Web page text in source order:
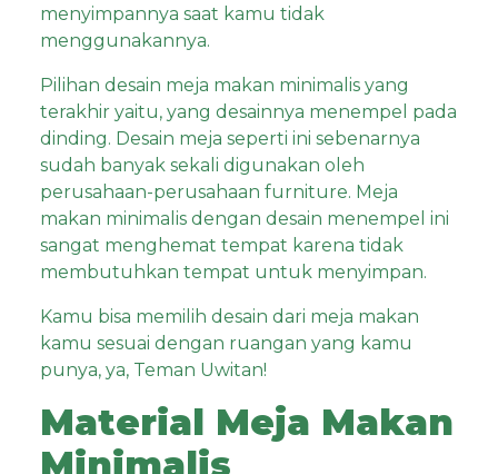
menyimpannya saat kamu tidak
menggunakannya.
Pilihan desain meja makan minimalis yang
terakhir yaitu, yang desainnya menempel pada
dinding. Desain meja seperti ini sebenarnya
sudah banyak sekali digunakan oleh
perusahaan-perusahaan furniture. Meja
makan minimalis dengan desain menempel ini
sangat menghemat tempat karena tidak
membutuhkan tempat untuk menyimpan.
Kamu bisa memilih desain dari meja makan
kamu sesuai dengan ruangan yang kamu
punya, ya, Teman Uwitan!
Material Meja Makan
Minimalis